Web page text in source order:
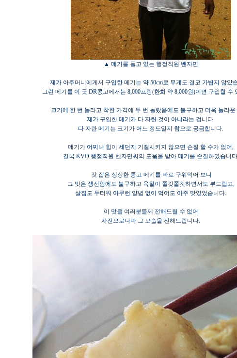
▲ 메기를 들고 있는 행정직원 벤자민
제가 아주머니에게서 구입한 메기는 약 50cm로 무게도 결코 가볍지 않았
그런 메기를 이 곳 DR콩고에서는 8,000프랑(한화 약 8,000원)이면 구입할 수
크기에 한 번 놀라고 착한 가격에 두 번 놀랐음에도 불구하고 더욱 놀라운
제가 구입한 메기가 다 자란 것이 아니라는 겁니다.
다 자란 메기는 크기가 어느 정도일지 참으로 궁금합니다.
메기가 어찌나 힘이 세던지 기절시키지 않으면 손질 할 수가 없어,
결국 KVO 행정직원 벤자민씨의 도움을 받아 메기를 손질하였습니
갓 잡은 싱싱한 콩고 메기를 바로 구워먹어 보니
그 맛은 생선임에도 불구하고 육질이 쫄깃쫄깃하면서도 부드럽고,
살집도 두터워 아무런 양념 없이 먹어도 아주 맛있었습니다.
이 맛을 여러분들께 전해드릴 수 없어
사진으로나마 그 모습을 전해드립니다.